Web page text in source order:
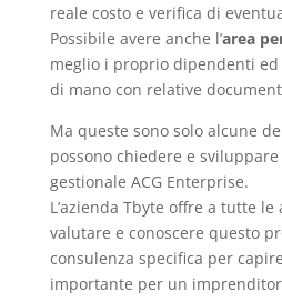
reale costo e verifica di
Possibile avere anche l’area
meglio i proprio dipendenti
di mano con relative
Ma queste sono solo alcune
possono chiedere e
gestionale ACG Enterprise.
L’azienda Tbyte offre a tutte
valutare e conoscere questo
consulenza specifica per
importante per un